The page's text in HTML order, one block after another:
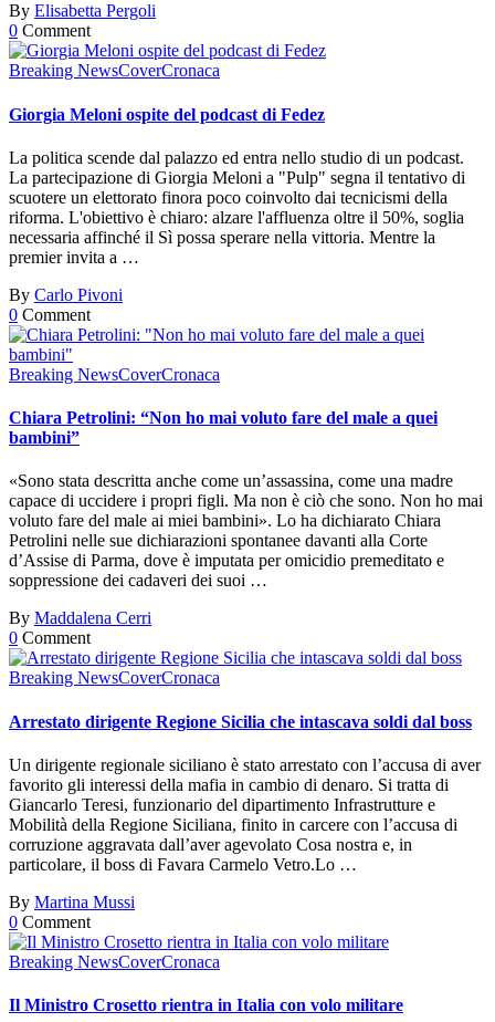
By Elisabetta Pergoli
0 Comment
Breaking NewsCoverCronaca
Giorgia Meloni ospite del podcast di Fedez
La politica scende dal palazzo ed entra nello studio di un podcast.
La partecipazione di Giorgia Meloni a "Pulp" segna il tentativo di
scuotere un elettorato finora poco coinvolto dai tecnicismi della
riforma. L'obiettivo è chiaro: alzare l'affluenza oltre il 50%, soglia
necessaria affinché il Sì possa sperare nella vittoria. Mentre la
premier invita a …
By Carlo Pivoni
0 Comment
Breaking NewsCoverCronaca
Chiara Petrolini: “Non ho mai voluto fare del male a quei
bambini”
«Sono stata descritta anche come un’assassina, come una madre
capace di uccidere i propri figli. Ma non è ciò che sono. Non ho mai
voluto fare del male ai miei bambini». Lo ha dichiarato Chiara
Petrolini nelle sue dichiarazioni spontanee davanti alla Corte
d’Assise di Parma, dove è imputata per omicidio premeditato e
soppressione dei cadaveri dei suoi …
By Maddalena Cerri
0 Comment
Breaking NewsCoverCronaca
Arrestato dirigente Regione Sicilia che intascava soldi dal boss
Un dirigente regionale siciliano è stato arrestato con l’accusa di aver
favorito gli interessi della mafia in cambio di denaro. Si tratta di
Giancarlo Teresi, funzionario del dipartimento Infrastrutture e
Mobilità della Regione Siciliana, finito in carcere con l’accusa di
corruzione aggravata dall’aver agevolato Cosa nostra e, in
particolare, il boss di Favara Carmelo Vetro.Lo …
By Martina Mussi
0 Comment
Breaking NewsCoverCronaca
Il Ministro Crosetto rientra in Italia con volo militare